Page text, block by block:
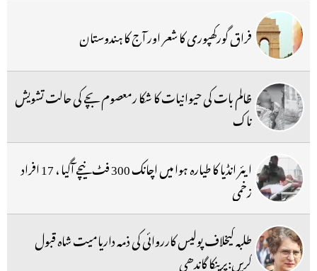
فراق گورکھپوری کا شعر اور آج کا ہندوستان
ظالم بات کی حیوانیات کا شکا رمعصوم بچے کی حالت تشویش
ناک
ایئر انڈیا کا طیارہ ہوا میں اچانک 300 فٹ نیچے آگیا ، 17 افراد
زخمی
طلبہ کیخلاف پولیس کارروائی کی ذمہ داریامیت شاہ قبول
کریں:پرینکا گاندھی